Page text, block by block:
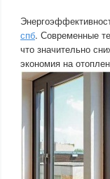
спб. Современные
что значительно
экономия на